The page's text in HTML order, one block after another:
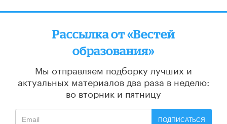
Рассылка от «Вестей
образования»
Мы отправляем подборку лучших и
актуальных материалов два раза в неделю:
во вторник и пятницу
ПОДПИСАТЬСЯ